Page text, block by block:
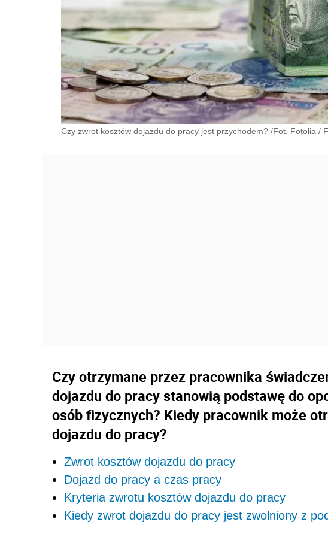
Czy zwrot kosztów dojazdu do pracy jest przychodem? /Fot. Fotolia /
Czy otrzymane przez pracownika
dojazdu do pracy stanowią podstawę do
osób fizycznych? Kiedy pracownik może
dojazdu do pracy?
Zwrot kosztów dojazdu do pracy
Dojazd do pracy a czas pracy
Kryteria zwrotu kosztów dojazdu do pracy
Kiedy zwrot dojazdu do pracy jest zwolniony z